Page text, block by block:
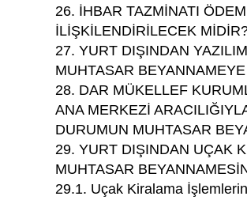
26. İHBAR TAZMİNATI
İLİŞKİLENDİRİLECEK
27. YURT DIŞINDAN
MUHTASAR
28. DAR MÜKELLEF
ANA MERKEZİ
DURUMUN MUHTASAR
29. YURT DIŞINDAN UÇAK
MUHTASAR
29.1. Uçak Kiralama